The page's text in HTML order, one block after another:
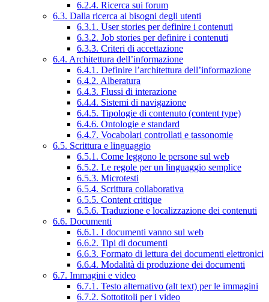
6.2.4. Ricerca sui forum
6.3. Dalla ricerca ai bisogni degli utenti
6.3.1. User stories per definire i contenuti
6.3.2. Job stories per definire i contenuti
6.3.3. Criteri di accettazione
6.4. Architettura dell’informazione
6.4.1. Definire l’architettura dell’informazione
6.4.2. Alberatura
6.4.3. Flussi di interazione
6.4.4. Sistemi di navigazione
6.4.5. Tipologie di contenuto (content type)
6.4.6. Ontologie e standard
6.4.7. Vocabolari controllati e tassonomie
6.5. Scrittura e linguaggio
6.5.1. Come leggono le persone sul web
6.5.2. Le regole per un linguaggio semplice
6.5.3. Microtesti
6.5.4. Scrittura collaborativa
6.5.5. Content critique
6.5.6. Traduzione e localizzazione dei contenuti
6.6. Documenti
6.6.1. I documenti vanno sul web
6.6.2. Tipi di documenti
6.6.3. Formato di lettura dei documenti elettronici
6.6.4. Modalità di produzione dei documenti
6.7. Immagini e video
6.7.1. Testo alternativo (alt text) per le immagini
6.7.2. Sottotitoli per i video